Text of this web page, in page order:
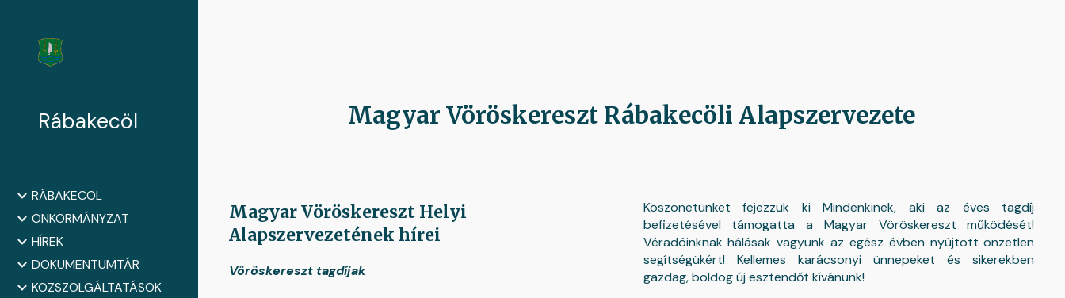
Rábakecöl
RÁBAKECÖL
ÖNKORMÁNYZAT
HÍREK
DOKUMENTUMTÁR
KÖZSZOLGÁLTATÁSOK
Magyar Vöröskereszt Rábakecöli Alapszervezete
Magyar Vöröskereszt Helyi
Alapszervezetének hírei
Vöröskereszt tagdíjak
Köszönetünket fejezzük ki Mindenkinek, aki az éves tagdíj
befizetésével támogatta a Magyar Vöröskereszt működését!
Véradóinknak hálásak vagyunk az egész évben nyújtott önzetlen
segítségükért! Kellemes karácsonyi ünnepeket és sikerekben
gazdag, boldog új esztendőt kívánunk!